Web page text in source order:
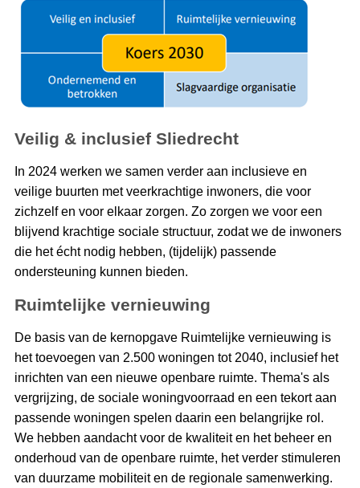
Veilig & inclusief Sliedrecht
In 2024 werken we samen verder aan inclusieve en
veilige buurten met veerkrachtige inwoners, die voor
zichzelf en voor elkaar zorgen. Zo zorgen we voor een
blijvend krachtige sociale structuur, zodat we de inwoners
die het écht nodig hebben, (tijdelijk) passende
ondersteuning kunnen bieden.
Ruimtelijke vernieuwing
De basis van de kernopgave Ruimtelijke vernieuwing is
het toevoegen van 2.500 woningen tot 2040, inclusief het
inrichten van een nieuwe openbare ruimte. Thema's als
vergrijzing, de sociale woningvoorraad en een tekort aan
passende woningen spelen daarin een belangrijke rol.
We hebben aandacht voor de kwaliteit en het beheer en
onderhoud van de openbare ruimte, het verder stimuleren
van duurzame mobiliteit en de regionale samenwerking.